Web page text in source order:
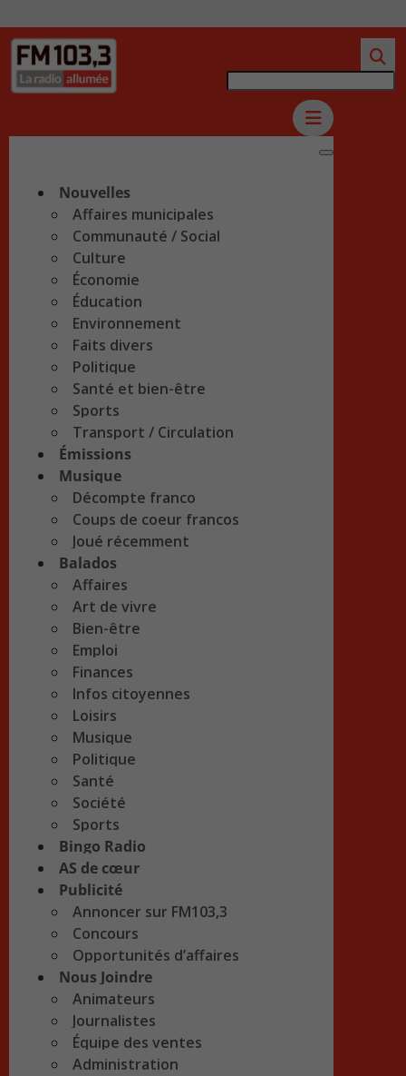
Nouvelles
Affaires municipales
Communauté / Social
Culture
Économie
Éducation
Environnement
Faits divers
Politique
Santé et bien-être
Sports
Transport / Circulation
Émissions
Musique
Décompte franco
Coups de coeur francos
Joué récemment
Balados
Affaires
Art de vivre
Bien-être
Emploi
Finances
Infos citoyennes
Loisirs
Musique
Politique
Santé
Société
Sports
Bingo Radio
AS de cœur
Publicité
Annoncer sur FM103,3
Concours
Opportunités d’affaires
Nous Joindre
Animateurs
Journalistes
Équipe des ventes
Administration